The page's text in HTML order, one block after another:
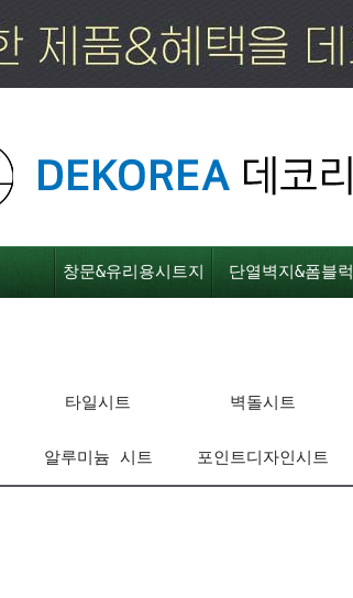
창문&유리용시트지 단열벽지&폼블럭
타일시트 벽돌시트
알루미늄 시트 포인트디자인시트